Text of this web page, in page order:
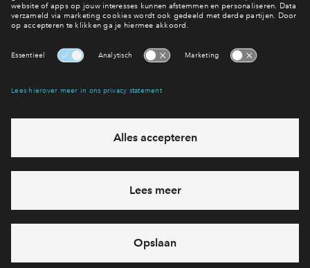
In optie
Rijwoning type Beatrice #013
Park Vredenburgh
In optie
Rijwoning type
Park
Interesse? Meld je dan snel aan